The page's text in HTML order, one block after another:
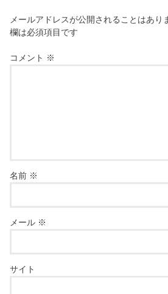
メールアドレスが公開されることはあり
欄は必須項目です
コメント ※
名前 ※
メール ※
サイト